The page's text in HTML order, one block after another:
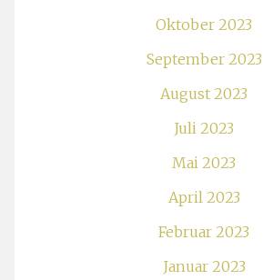
Oktober 2023
September 2023
August 2023
Juli 2023
Mai 2023
April 2023
Februar 2023
Januar 2023